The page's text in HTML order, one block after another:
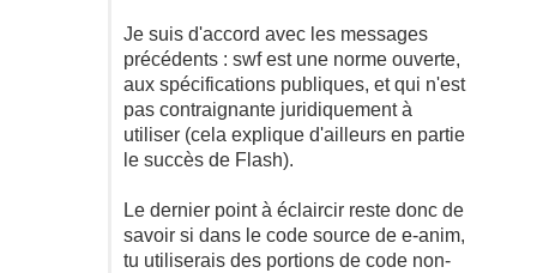
Je suis d'accord avec les messages
précédents : swf est une norme ouverte,
aux spécifications publiques, et qui n'est
pas contraignante juridiquement à
utiliser (cela explique d'ailleurs en partie
le succès de Flash).
Le dernier point à éclaircir reste donc de
savoir si dans le code source de e-anim,
tu utiliserais des portions de code non-